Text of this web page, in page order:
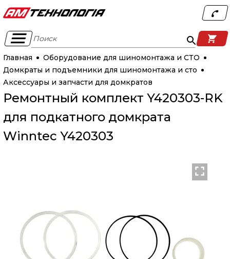
Поиск
Главная
Оборудование для шиномонтажа и СТО
Домкраты и подъемники для шиномонтажа и сто
Аксессуары и запчасти для домкратов
Ремонтный комплект Y420303-RK
для подкатного домкрата
Winntec Y420303